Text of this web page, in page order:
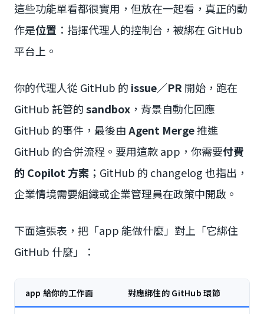
這些功能單看都很實用，但放在一起看，真正的動
作是位置 ：指揮代理人的控制台，被綁在 GitHub
平台上。
你的代理人從 GitHub 的 issue／PR 開始，跑在
GitHub 託管的sandbox ，背景自動化回應
GitHub 的事件，最後由Agent Merge推進
GitHub 的合併流程。要用這款 app，你需要付費
的 Copilot 方案 ；GitHub 的 changelog 也指出，
企業情境需要組織或企業管理員在政策中開啟。
下面這張表，把「app 能做什麼」對上「它綁住
GitHub 什麼」：
app 給你的工作面 對應綁住的 GitHub 環節